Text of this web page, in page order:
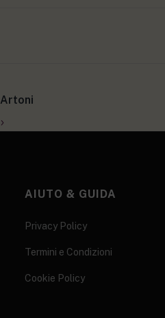
AIUTO & GUIDA
Privacy Policy
Termini e Condizioni
Cookie Policy